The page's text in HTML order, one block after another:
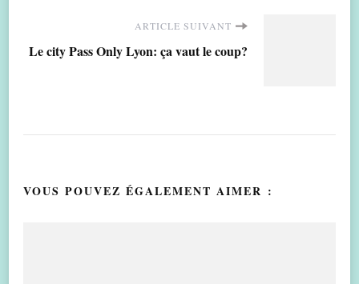
ARTICLE SUIVANT
Le city Pass Only Lyon: ça vaut le coup?
VOUS POUVEZ ÉGALEMENT AIMER :